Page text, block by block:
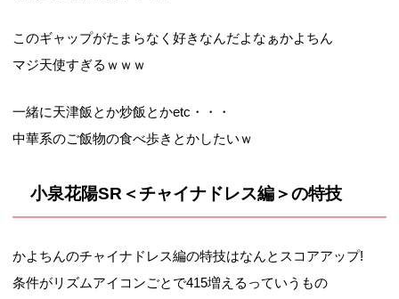
このギャップがたまらなく好きなんだよなぁかよちん
マジ天使すぎるｗｗｗ
一緒に天津飯とか炒飯とかetc・・・
中華系のご飯物の食べ歩きとかしたいｗ
小泉花陽SR＜チャイナドレス編＞の特技
かよちんのチャイナドレス編の特技はなんとスコアアップ!
条件がリズムアイコンごとで415増えるっていうもの